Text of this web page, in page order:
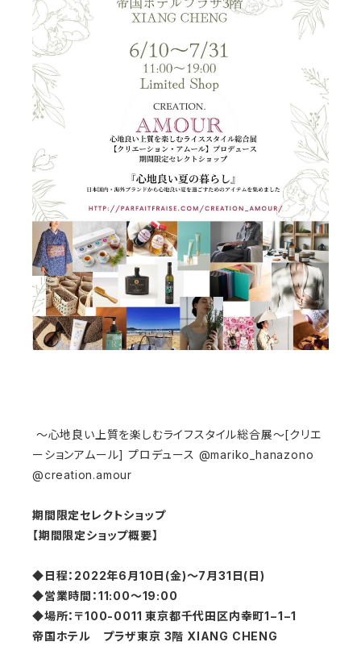
〜心地良い上質を楽しむライフスタイル総合展〜[クリエ
ーションアムール] プロデュース @mariko_hanazono
@creation.amour
期間限定セレクトショップ
【期間限定ショップ概要】
◆日程：2022年6月10日(金)～7月31日(日)
◆営業時間：11:00～19:00
◆場所：〒100-0011 東京都千代田区内幸町1−1−1
帝国ホテル プラザ東京 3階 XIANG CHENG